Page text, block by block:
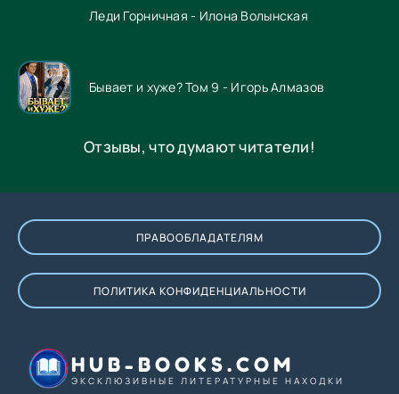
Леди Горничная - Илона Волынская
Бывает и хуже? Том 9 - Игорь Алмазов
Отзывы, что думают читатели!
ПРАВООБЛАДАТЕЛЯМ
ПОЛИТИКА КОНФИДЕНЦИАЛЬНОСТИ
HUB-BOOKS.COM
ЭКСКЛЮЗИВНЫЕ ЛИТЕРАТУРНЫЕ НАХОДКИ